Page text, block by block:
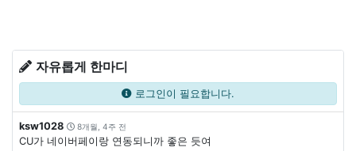
자유롭게 한마디
로그인이 필요합니다.
ksw1028 8개월, 4주 전
CU가 네이버페이랑 연동되니까 좋은 듯여